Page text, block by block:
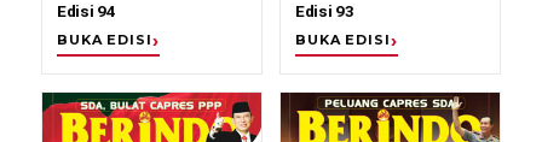
Edisi 94
BUKA EDISI
Edisi 93
BUKA EDISI